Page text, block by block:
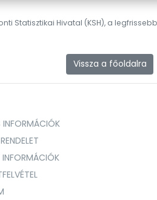
Statisztikai Hivatal (KSH), a
Vissza a főoldalra
INFORMÁCIÓK